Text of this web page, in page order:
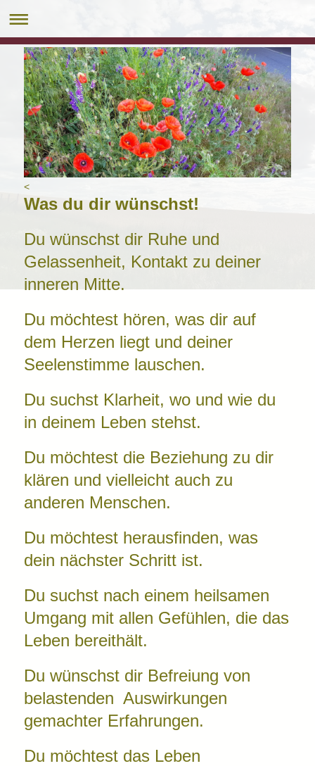
<
Was du dir wünschst!
Du wünschst dir Ruhe und
Gelassenheit, Kontakt zu deiner
inneren Mitte.
Du möchtest hören, was dir auf
dem Herzen liegt und deiner
Seelenstimme lauschen.
Du suchst Klarheit, wo und wie du
in deinem Leben stehst.
Du möchtest die Beziehung zu dir
klären und vielleicht auch zu
anderen Menschen.
Du möchtest herausfinden, was
dein nächster Schritt ist.
Du suchst nach einem heilsamen
Umgang mit allen Gefühlen, die das
Leben bereithält.
Du wünschst dir Befreiung von
belastenden Auswirkungen
gemachter Erfahrungen.
Du möchtest das Leben